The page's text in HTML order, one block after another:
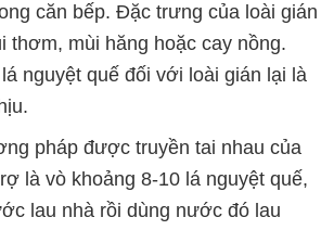
căn bếp. Đặc trưng của loài gián
thơm, mùi hăng hoặc cay nồng.
nguyệt quế đối với loài gián lại là
pháp được truyền tai nhau của
là vò khoảng 8-10 lá nguyệt quế,
lau nhà rồi dùng nước đó lau